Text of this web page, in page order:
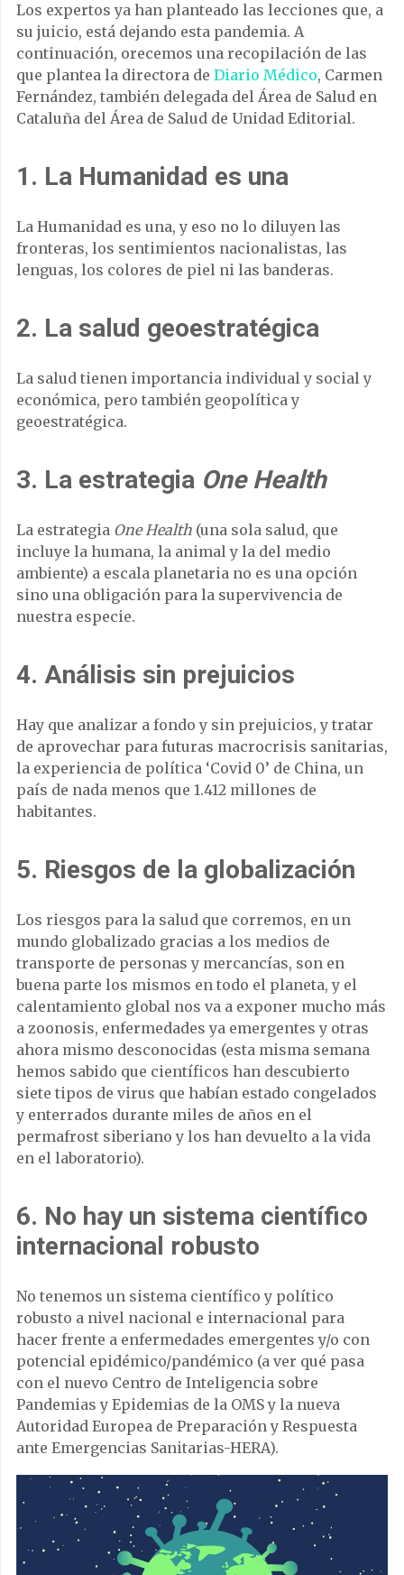
Los expertos ya han planteado las lecciones que, a
su juicio, está dejando esta pandemia. A
continuación, orecemos una recopilación de las
que plantea la directora de Diario Médico, Carmen
Fernández, también delegada del Área de Salud en
Cataluña del Área de Salud de Unidad Editorial.
1. La Humanidad es una
La Humanidad es una, y eso no lo diluyen las
fronteras, los sentimientos nacionalistas, las
lenguas, los colores de piel ni las banderas.
2. La salud geoestratégica
La salud tienen importancia individual y social y
económica, pero también geopolítica y
geoestratégica.
3. La estrategia One Health
La estrategia One Health (una sola salud, que
incluye la humana, la animal y la del medio
ambiente) a escala planetaria no es una opción
sino una obligación para la supervivencia de
nuestra especie.
4. Análisis sin prejuicios
Hay que analizar a fondo y sin prejuicios, y tratar
de aprovechar para futuras macrocrisis sanitarias,
la experiencia de política ‘Covid 0’ de China, un
país de nada menos que 1.412 millones de
habitantes.
5. Riesgos de la globalización
Los riesgos para la salud que corremos, en un
mundo globalizado gracias a los medios de
transporte de personas y mercancías, son en
buena parte los mismos en todo el planeta, y el
calentamiento global nos va a exponer mucho más
a zoonosis, enfermedades ya emergentes y otras
ahora mismo desconocidas (esta misma semana
hemos sabido que científicos han descubierto
siete tipos de virus que habían estado congelados
y enterrados durante miles de años en el
permafrost siberiano y los han devuelto a la vida
en el laboratorio).
6. No hay un sistema científico
internacional robusto
No tenemos un sistema científico y político
robusto a nivel nacional e internacional para
hacer frente a enfermedades emergentes y/o con
potencial epidémico/pandémico (a ver qué pasa
con el nuevo Centro de Inteligencia sobre
Pandemias y Epidemias de la OMS y la nueva
Autoridad Europea de Preparación y Respuesta
ante Emergencias Sanitarias-HERA).